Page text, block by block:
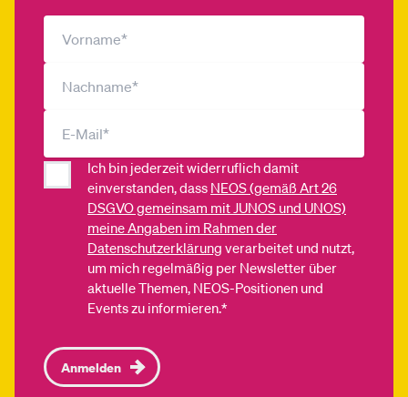
Ich bin jederzeit widerruflich damit
einverstanden, dass NEOS (gemäß Art 26
DSGVO gemeinsam mit JUNOS und UNOS)
meine Angaben im Rahmen der
Datenschutzerklärung verarbeitet und nutzt,
um mich regelmäßig per Newsletter über
aktuelle Themen, NEOS-Positionen und
Events zu informieren.*
Anmelden